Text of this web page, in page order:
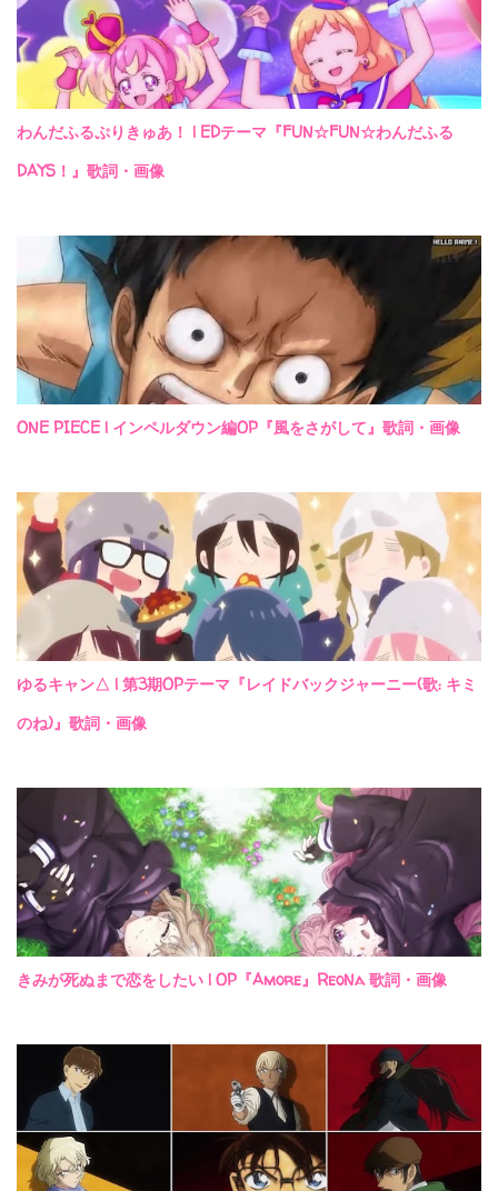
わんだふるぷりきゅあ！ | EDテーマ『FUN☆FUN☆わんだふる
DAYS！』歌詞・画像
ONE PIECE | インペルダウン編OP『風をさがして』歌詞・画像
ゆるキャン△ | 第3期OPテーマ『レイドバックジャーニー(歌: キミ
のね)』歌詞・画像
きみが死ぬまで恋をしたい | OP『Amore』ReoNa 歌詞・画像